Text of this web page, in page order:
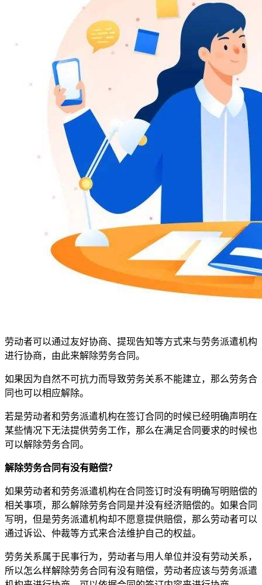
劳动者可以通过友好协商、提现告知等方式来与劳务派遣机构
进行协商，由此来解除劳务合同。
如果因为自然不可抗力而导致劳务关系不能建立，那么劳务合
同也可以相应解除。
若是劳动者和劳务派遣机构在签订合同的时候已经明确声明在
某些情况下无法提供劳务工作，那么在满足合同要求的时候也
可以解除劳务合同。
解除劳务合同有没有赔偿？
如果劳动者和劳务派遣机构在合同签订时没有明确写明赔偿的
相关事项，那么解除劳务合同是并没有经济赔偿的。如果合同
写明，但是劳务派遣机构却不愿意提供赔偿，那么劳动者可以
通过诉讼、仲裁等方式来合法维护自己的权益。
劳务关系属于民事行为，劳动者与用人单位并没有劳动关系，
所以怎么样解除劳务合同有没有赔偿，劳动者应该与劳务派遣